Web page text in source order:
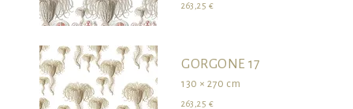
263,25 €
GORGONE 17
130 × 270 cm
263,25 €